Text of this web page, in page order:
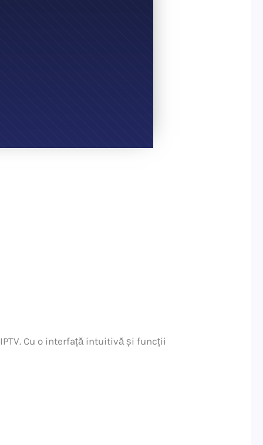
Cu o interfață intuitivă și funcții